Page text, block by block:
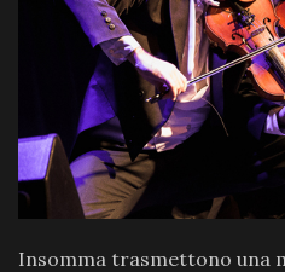
Insomma trasmettono una